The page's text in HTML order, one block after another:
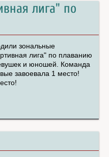
лига" по
зональные
лига" по плаванию
и юношей. Команда
завоевала 1 место!